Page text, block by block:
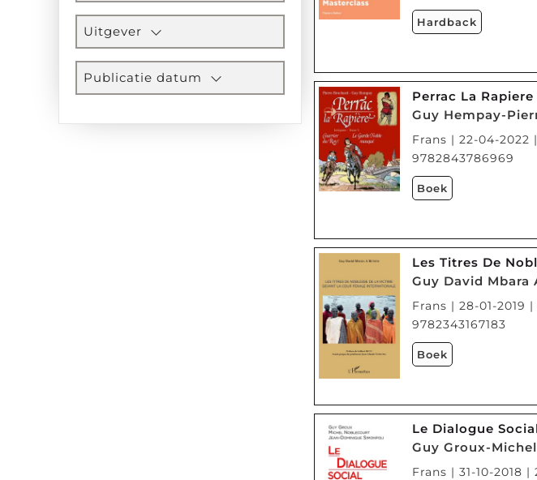
Uitgever
Publicatie datum
Hardback
Guy Hempay-
Frans | 22-04-2022
9782843786969
Boek
Guy David Mbara
Frans | 28-01-2019
9782343167183
Boek
Guy Groux-Michel
Frans | 31-10-2018